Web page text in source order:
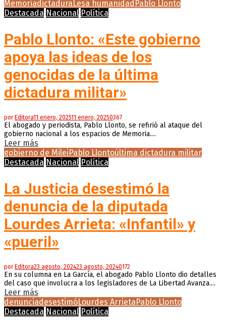
MemoriadictaduraLesa humanidad Pablo Llonto
Destacada Nacional Política
Pablo Llonto: «Este gobierno
apoya las ideas de los
genocidas de la última
dictadura militar»
porEditora11 enero, 202511 enero, 20250367
El abogado y periodista, Pablo Llonto, se refirió al ataque del
gobierno nacional a los espacios de Memoria....
Leer más
gobierno de MileiPablo Llontoúltima dictadura militar
Destacada Nacional Política
La Justicia desestimó la
denuncia de la diputada
Lourdes Arrieta: «Infantil» y
«pueril»
porEditora23 agosto, 202423 agosto, 20240172
En su columna en La García, el abogado Pablo Llonto dio detalles
del caso que involucra a los legisladores de La Libertad Avanza....
Leer más
denunciadesestimóLourdes ArrietaPablo Llonto
Destacada Nacional Política